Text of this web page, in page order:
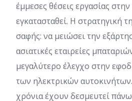
έμμεσες θέσεις εργασίας
εγκατασταθεί. Η στρατηγική
σαφής: να μειώσει την
ασιατικές εταιρείες
μεγαλύτερο έλεγχο στην
των ηλεκτρικών
χρόνια έχουν δεσμευτεί